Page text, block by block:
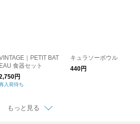
｜PETIT BAT
EAU 食器セット
円
入荷待ち
キュラソーボウル
440円
もっと見る